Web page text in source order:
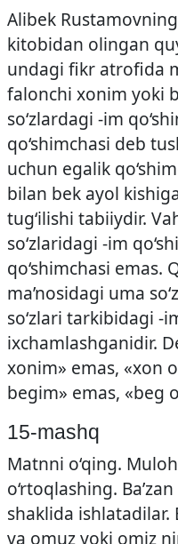
Alibek Rustamovning
kitobidan olingan
undagi fikr atrofida
falonchi xonim yoki
so‘zlardagi -im
qo‘shimchasi deb
uchun egalik
bilan bek ayol
tug‘ilishi tabiiydir.
so‘zlaridagi -im
qo‘shimchasi emas.
ma’nosidagi uma
so‘zlari tarkibidagi -
ixchamlashganidir.
xonim» emas, «xon
begim» emas, «beg
15-mashq
Matnni o‘qing.
o‘rtoqlashing.
shaklida ishlatadilar.
va omuz yoki omiz